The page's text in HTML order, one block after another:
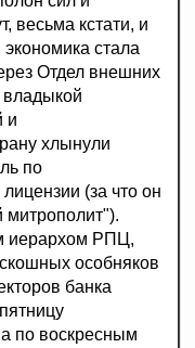
весьма кстати, и
стала
Отдел внешних
и
хлынули
по
(за что он
митрополит").
иерархом РПЦ,
особняков
банка
по воскресным